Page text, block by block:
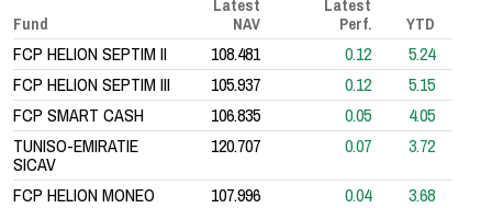
Fund
Latest
NAV
Latest
Perf.
YTD
FCP HELION SEPTIM II 108.481 0.12
5.24
FCP HELION SEPTIM III
105.937 0.12
5.15
FCP SMART CASH
106.835 0.05
4.05
TUNISO-EMIRATIE
SICAV
120.707 0.07 3.72
FCP HELION MONEO 107.996 0.04 3.68